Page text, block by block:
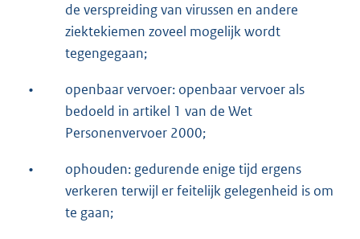
de verspreiding van virussen en andere
ziektekiemen zoveel mogelijk wordt
tegengegaan;
•
openbaar vervoer: openbaar vervoer als
bedoeld in artikel 1 van de Wet
Personenvervoer 2000;
•
ophouden: gedurende enige tijd ergens
verkeren terwijl er feitelijk gelegenheid is om
te gaan;